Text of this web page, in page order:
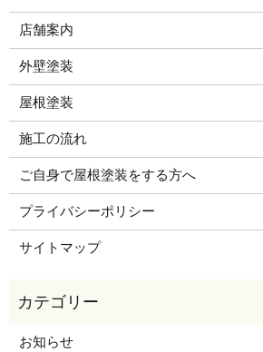
店舗案内
外壁塗装
屋根塗装
施工の流れ
ご自身で屋根塗装をする方へ
プライバシーポリシー
サイトマップ
お知らせ